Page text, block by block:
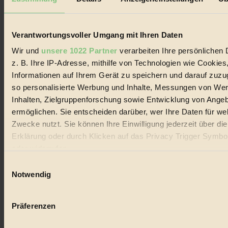
Verantwortungsvoller Umgang mit Ihren Daten
Wir und unsere 1022 Partner verarbeiten Ihre persönlichen
z. B. Ihre IP-Adresse, mithilfe von Technologien wie
Informationen auf Ihrem Gerät zu speichern und darauf
so personalisierte Werbung und Inhalte, Messungen von
Inhalten, Zielgruppenforschung sowie Entwicklung von
ermöglichen. Sie entscheiden darüber, wer Ihre Daten für
Zwecke nutzt. Sie können Ihre Einwilligung jederzeit über
Erklärung oder durch Klicken auf das Privacy Trigger
Wenn Sie es erlauben, würden wir auch gerne:
Ihr Gerät durch aktives Scannen nach bestimmten
Notwendig
Präferenzen
Biorama steht für einen nachhaltigen Lebensstil und bewussten
Lebenswandel. Es ist eine moderne Plattform für Ideen, Menschen
Handels mit Bioprodukten, des Fair-Trade sowie der Branche
alternativer Energien.
Social Media
22.601 Fans auf Facebook
3.415 Follower auf Twitter
Folge uns auf Instagram
Themen
Bio
Vegan